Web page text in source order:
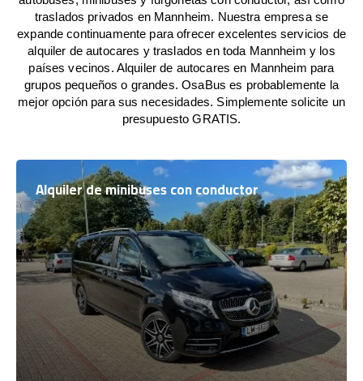
traslados privados en Mannheim. Nuestra empresa se
expande continuamente para ofrecer excelentes servicios de
alquiler de autocares y traslados en toda Mannheim y los
países vecinos. Alquiler de autocares en Mannheim para
grupos pequeños o grandes. OsaBus es probablemente la
mejor opción para sus necesidades. Simplemente solicite un
presupuesto GRATIS.
Alquiler de minibuses con conductor